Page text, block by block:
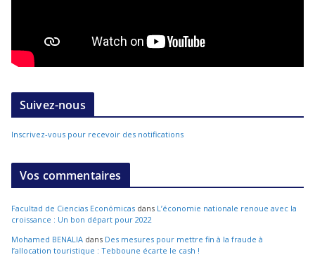
Suivez-nous
Inscrivez-vous pour recevoir des notifications
Vos commentaires
Facultad de Ciencias Económicas dans L’économie nationale renoue avec la
croissance : Un bon départ pour 2022
Mohamed BENALIA dans Des mesures pour mettre fin à la fraude à
l’allocation touristique : Tebboune écarte le cash !